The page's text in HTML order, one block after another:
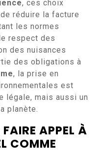
, ces choix
réduire la facture
les normes
respect des
des nuisances
des obligations à
, la prise en
est
légale, mais aussi un
planète.
APPEL À
COMME